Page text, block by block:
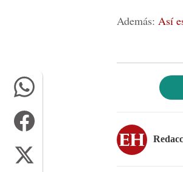
Además: Así